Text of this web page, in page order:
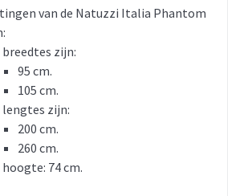
van de Natuzzi Italia Phantom
breedtes zijn:
95 cm.
105 cm.
lengtes zijn:
200 cm.
260 cm.
hoogte: 74 cm.